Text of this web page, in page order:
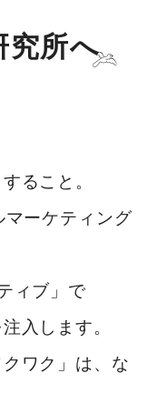
究所へ
ること。
ーケティング
ィブ」で
入します。
ワク」は、な